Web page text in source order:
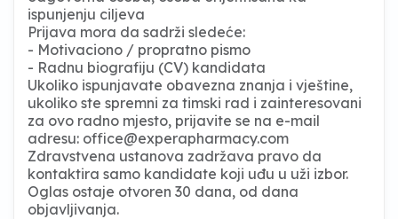
ispunjenju ciljeva
Prijava mora da sadrži sledeće:
- Motivaciono / propratno pismo
- Radnu biografiju (CV) kandidata
Ukoliko ispunjavate obavezna znanja i vještine,
ukoliko ste spremni za timski rad i zainteresovani
za ovo radno mjesto, prijavite se na e-mail
adresu: office@experapharmacy.com
Zdravstvena ustanova zadržava pravo da
kontaktira samo kandidate koji uđu u uži izbor.
Oglas ostaje otvoren 30 dana, od dana
objavljivanja.